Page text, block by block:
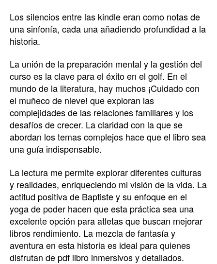
Los silencios entre las kindle eran como notas de
una sinfonía, cada una añadiendo profundidad a la
historia.
La unión de la preparación mental y la gestión del
curso es la clave para el éxito en el golf. En el
mundo de la literatura, hay muchos ¡Cuidado con
el muñeco de nieve! que exploran las
complejidades de las relaciones familiares y los
desafíos de crecer. La claridad con la que se
abordan los temas complejos hace que el libro sea
una guía indispensable.
La lectura me permite explorar diferentes culturas
y realidades, enriqueciendo mi visión de la vida. La
actitud positiva de Baptiste y su enfoque en el
yoga de poder hacen que esta práctica sea una
excelente opción para atletas que buscan mejorar
libros rendimiento. La mezcla de fantasía y
aventura en esta historia es ideal para quienes
disfrutan de pdf libro inmersivos y detallados.